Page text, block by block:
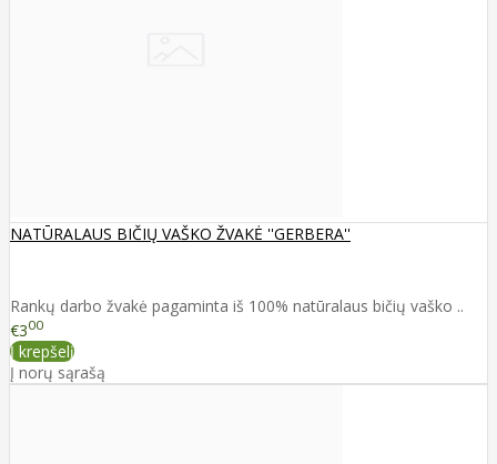
NATŪRALAUS BIČIŲ VAŠKO ŽVAKĖ ''GERBERA''
Rankų darbo žvakė pagaminta iš 100% natūralaus bičių vaško ..
€300
Į krepšelį
Į norų sąrašą